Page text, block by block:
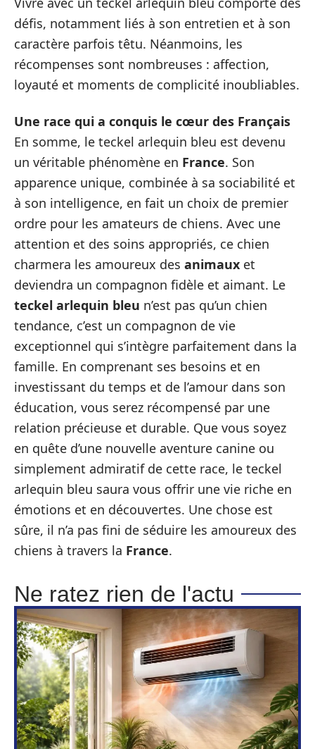
défis, notamment liés à son entretien et à son
caractère parfois têtu. Néanmoins, les
récompenses sont nombreuses : affection,
loyauté et moments de complicité inoubliables.
Une race qui a conquis le cœur des Français
En somme, le teckel arlequin bleu est devenu
un véritable phénomène en France. Son
apparence unique, combinée à sa sociabilité et
à son intelligence, en fait un choix de premier
ordre pour les amateurs de chiens. Avec une
attention et des soins appropriés, ce chien
charmera les amoureux des animaux et
deviendra un compagnon fidèle et aimant. Le
teckel arlequin bleu n’est pas qu’un chien
tendance, c’est un compagnon de vie
exceptionnel qui s’intègre parfaitement dans la
famille. En comprenant ses besoins et en
investissant du temps et de l’amour dans son
éducation, vous serez récompensé par une
relation précieuse et durable. Que vous soyez
en quête d’une nouvelle aventure canine ou
simplement admiratif de cette race, le teckel
arlequin bleu saura vous offrir une vie riche en
émotions et en découvertes. Une chose est
sûre, il n’a pas fini de séduire les amoureux des
chiens à travers la France.
Ne ratez rien de l'actu